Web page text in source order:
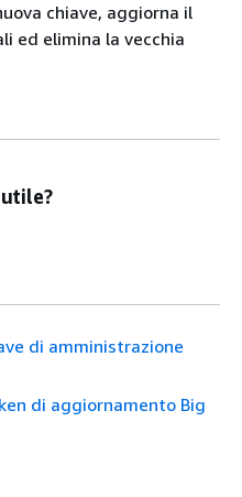
chiave, aggiorna il
ed elimina la vecchia
di amministrazione
di aggiornamento Big